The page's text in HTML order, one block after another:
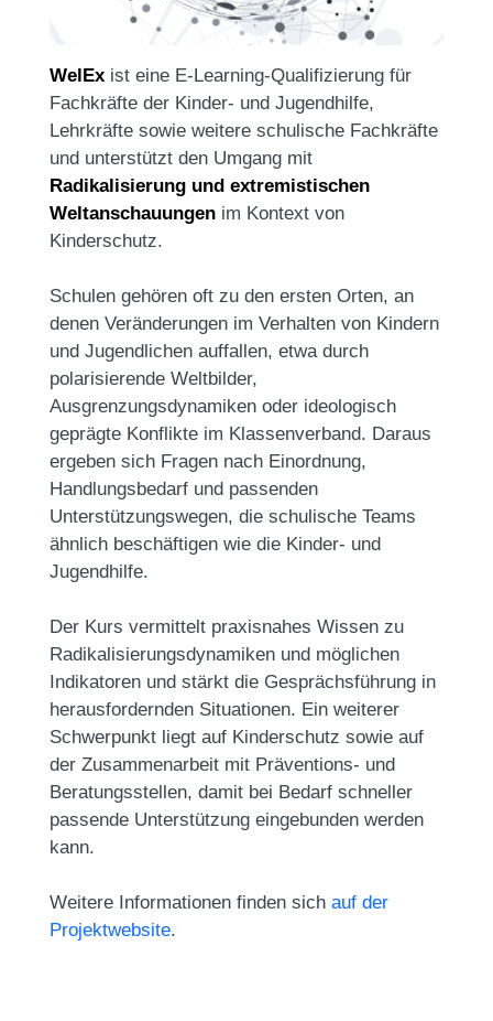
WelEx ist eine E-Learning-Qualifizierung für
Fachkräfte der Kinder- und Jugendhilfe,
Lehrkräfte sowie weitere schulische Fachkräfte
und unterstützt den Umgang mit
Radikalisierung und extremistischen
Weltanschauungen im Kontext von
Kinderschutz.
Schulen gehören oft zu den ersten Orten, an
denen Veränderungen im Verhalten von Kindern
und Jugendlichen auffallen, etwa durch
polarisierende Weltbilder,
Ausgrenzungsdynamiken oder ideologisch
geprägte Konflikte im Klassenverband. Daraus
ergeben sich Fragen nach Einordnung,
Handlungsbedarf und passenden
Unterstützungswegen, die schulische Teams
ähnlich beschäftigen wie die Kinder- und
Jugendhilfe.
Der Kurs vermittelt praxisnahes Wissen zu
Radikalisierungsdynamiken und möglichen
Indikatoren und stärkt die Gesprächsführung in
herausfordernden Situationen. Ein weiterer
Schwerpunkt liegt auf Kinderschutz sowie auf
der Zusammenarbeit mit Präventions- und
Beratungsstellen, damit bei Bedarf schneller
passende Unterstützung eingebunden werden
kann.
Weitere Informationen finden sich auf der
Projektwebsite.